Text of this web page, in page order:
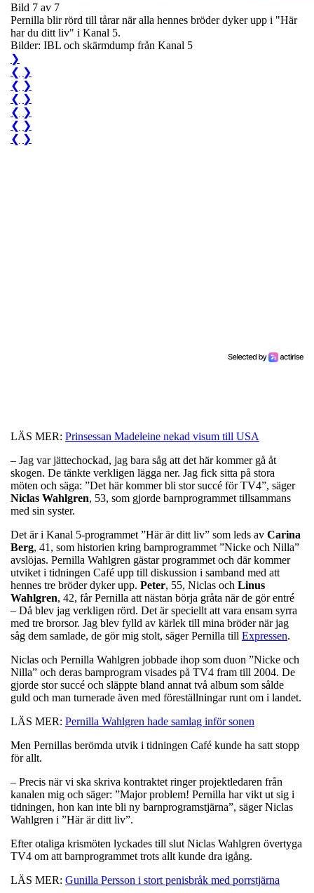
Bild 7 av 7
Pernilla blir rörd till tårar när alla hennes bröder dyker upp i "Här
har du ditt liv" i Kanal 5.
Bilder: IBL och skärmdump från Kanal 5
❯
❮ ❯
❮ ❯
❮ ❯
❮ ❯
❮ ❯
❮ ❯
LÄS MER: Prinsessan Madeleine nekad visum till USA
– Jag var jättechockad, jag bara såg att det här kommer gå åt
skogen. De tänkte verkligen lägga ner. Jag fick sitta på stora
möten och säga: ”Det här kommer bli stor succé för TV4”, säger
Niclas Wahlgren, 53, som gjorde barnprogrammet tillsammans
med sin syster.
Det är i Kanal 5-programmet ”Här är ditt liv” som leds av Carina
Berg, 41, som historien kring barnprogrammet ”Nicke och Nilla”
avslöjas. Pernilla Wahlgren gästar programmet och där kommer
utviket i tidningen Café upp till diskussion i samband med att
hennes tre bröder dyker upp. Peter, 55, Niclas och Linus
Wahlgren, 42, får Pernilla att nästan börja gråta när de gör entré
– Då blev jag verkligen rörd. Det är speciellt att vara ensam syrra
med tre brorsor. Jag blev fylld av kärlek till mina bröder när jag
såg dem samlade, de gör mig stolt, säger Pernilla till Expressen.
Niclas och Pernilla Wahlgren jobbade ihop som duon ”Nicke och
Nilla” och deras barnprogram visades på TV4 fram till 2004. De
gjorde stor succé och släppte bland annat två album som sålde
guld och man turnerade även med föreställningar runt om i landet.
LÄS MER: Pernilla Wahlgren hade samlag inför sonen
Men Pernillas berömda utvik i tidningen Café kunde ha satt stopp
för allt.
– Precis när vi ska skriva kontraktet ringer projektledaren från
kanalen mig och säger: ”Major problem! Pernilla har vikt ut sig i
tidningen, hon kan inte bli ny barnprogramstjärna”, säger Niclas
Wahlgren i ”Här är ditt liv”.
Efter otaliga krismöten lyckades till slut Niclas Wahlgren övertyga
TV4 om att barnprogrammet trots allt kunde dra igång.
LÄS MER: Gunilla Persson i stort penisbråk med porrstjärna